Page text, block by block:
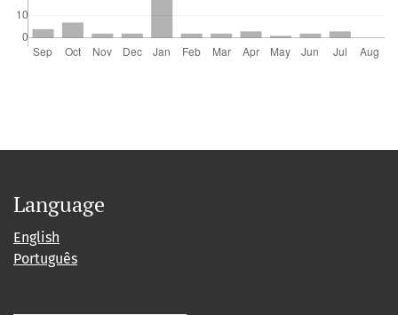
Language
English
Português